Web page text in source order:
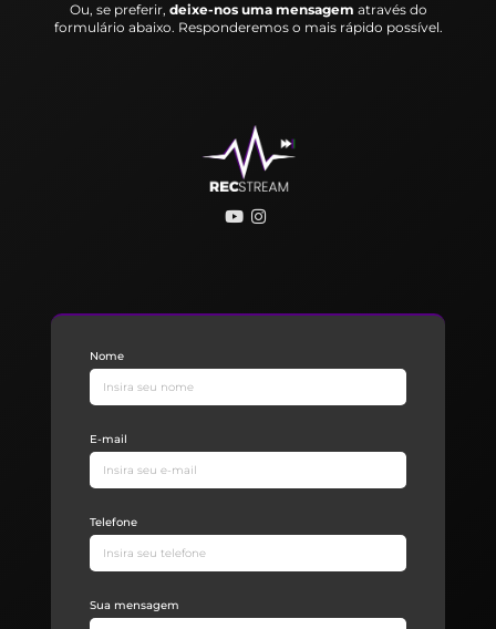
Ou, se preferir, deixe-nos uma mensagem através do
formulário abaixo. Responderemos o mais rápido possível.
Nome
E-mail
Telefone
Sua mensagem